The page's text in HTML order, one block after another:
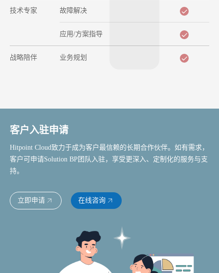
技术专家 故障解决
应用/方案指导
战略陪伴 业务规划
客户入驻申请
Hitpoint Cloud致力于成为客户最信赖的长期合作伙伴。如有需求，
客户可申请Solution BP团队入驻，享受更深入、定制化的服务与支
持。
立即申请 在线咨询